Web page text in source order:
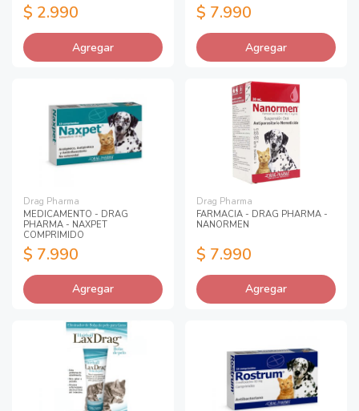
$ 2.990
Agregar
$ 7.990
Agregar
Drag Pharma
MEDICAMENTO - DRAG
PHARMA - NAXPET
COMPRIMIDO
$ 7.990
Agregar
Drag Pharma
FARMACIA - DRAG PHARMA -
NANORMEN
$ 7.990
Agregar